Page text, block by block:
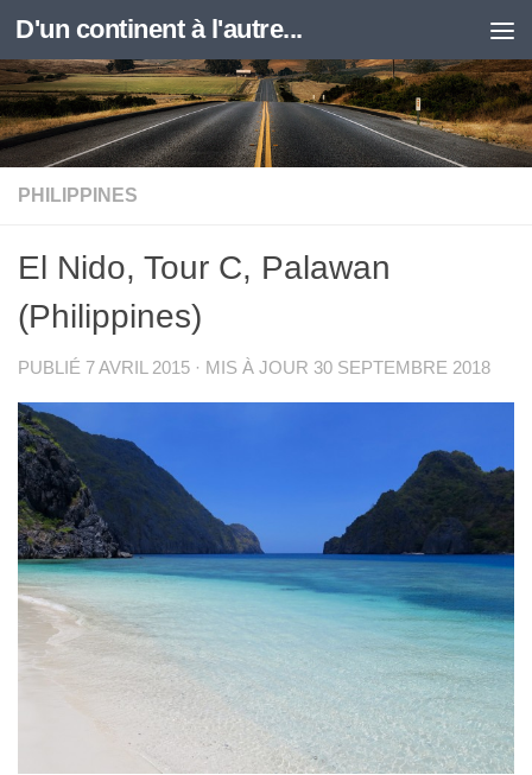
Skip to content
D'un continent à l'autre...
PHILIPPINES
El Nido, Tour C, Palawan
(Philippines)
PUBLIÉ 7 AVRIL 2015 · MIS À JOUR 30 SEPTEMBRE 2018